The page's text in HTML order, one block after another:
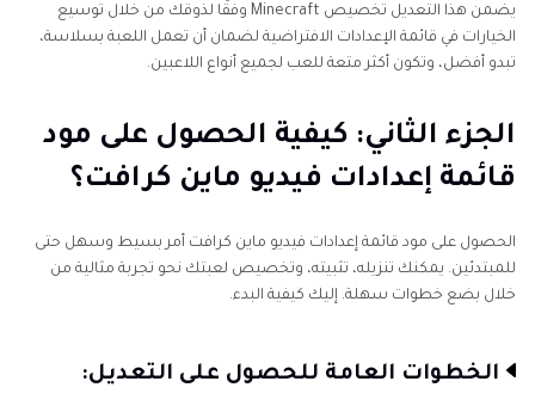
يضمن هذا التعديل تخصيص Minecraft وفقًا لذوقك من خلال توسيع
الخيارات في قائمة الإعدادات الافتراضية لضمان أن تعمل اللعبة بسلاسة،
تبدو أفضل، وتكون أكثر متعة للعب لجميع أنواع اللاعبين.
الجزء الثاني: كيفية الحصول على مود
قائمة إعدادات فيديو ماين كرافت؟
الحصول على مود قائمة إعدادات فيديو ماين كرافت أمر بسيط وسهل حتى
للمبتدئين. يمكنك تنزيله، تثبيته، وتخصيص لعبتك نحو تجربة مثالية من
خلال بضع خطوات سهلة. إليك كيفية البدء.
الخطوات العامة للحصول على التعديل: